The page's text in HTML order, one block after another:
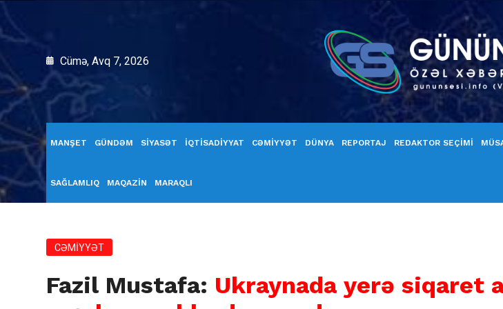
Cümə, Avq 7, 2026
MANŞET GÜNDƏM SİYASƏT İQTİSADİYYAT CƏMİYYƏT DÜNYA REPORTAJ REDAKTOR SEÇİMİ
SAĞLAMLIQ MAQAZİN MARAQLI
CƏMİYYƏT
Fazil Mustafa: Ukraynada yerə siqaret